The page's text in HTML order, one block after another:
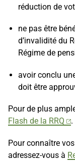
réduction de
ne pas être
d’invalidité du
Régime de
avoir conclu
doit être
Pour de plus
Flash de la RRQ
.
Pour connaître
adressez-vous à